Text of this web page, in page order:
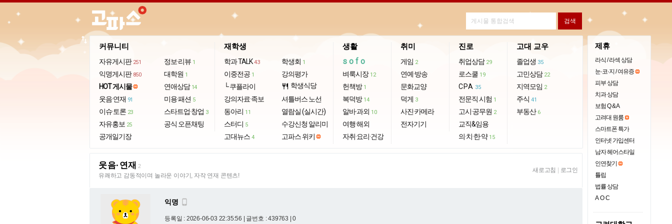
커뮤니티
자유게시판 251
익명게시판 850
HOT 게시물
웃음·연재 91
이슈·토론 23
자유홍보 25
공개일기장
정보·리뷰 1
대학원 1
연애상담 14
미용·패션 5
스타트업·창업 3
공식 오픈채팅
재학생
학과 TALK 43
이중전공 1
└ 쿠플라이
강의자료·족보
동아리 11
스터디 5
고대뉴스 4
학생회 1
강의평가
restaurant 학생식당
셔틀버스 노선
열람실 (실시간)
수강신청 알리미
고파스 위키
생활
sofo
벼룩시장 12
헌책방 1
복덕방 14
알바·과외 10
여행·해외
자취·요리·건강
취미
게임 2
연예·방송
문화교양
덕게 3
사진·카메라
전자기기
진로
취업상담 29
로스쿨 19
CPA 35
전문직 시험 1
고시·공무원 2
교직&임용
의·치·한·약 15
고대 교우
졸업생 35
고민상담 22
지역모임 2
주식 41
부동산 6
import_export
웃음·연재 2
유쾌하고 감동적이며 놀라운 이야기, 자작 연재 콘텐츠!
새로고침 로그인
익명 
등록일 : 2026-06-03 22:35:56 | 글번호 : 439763 | 0
제휴
라식 / 라섹 상담
눈·코·지 / 여유증
피부 상담
치과 상담
보험 Q & A
고려대 원룸
스마트폰 특가
인터넷 가입센터
남자 헤어스타일
인연찾기
튤립
법률 상담
AOC